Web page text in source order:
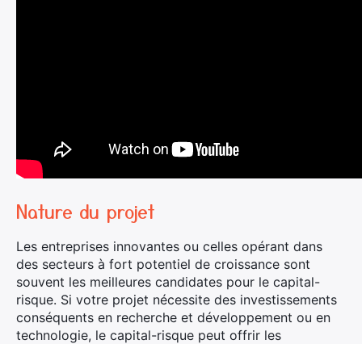
Nature du projet
Les entreprises innovantes ou celles opérant dans
des secteurs à fort potentiel de croissance sont
souvent les meilleures candidates pour le capital-
risque. Si votre projet nécessite des investissements
conséquents en recherche et développement ou en
technologie, le capital-risque peut offrir les